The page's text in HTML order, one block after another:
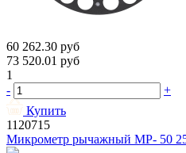
60 262.30 руб
73 520.01 руб
1
-
+
Купить
1120715
Микрометр рычажный МР- 50